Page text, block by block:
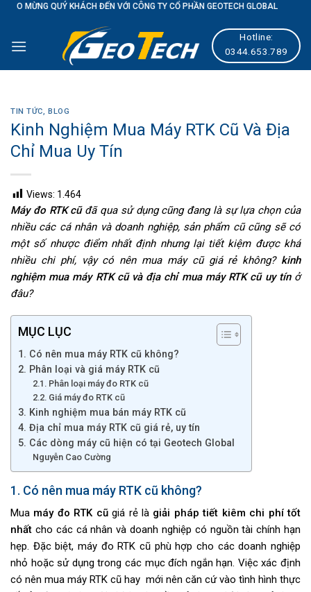
Skip
content
KHÁCH ĐẾN VỚI CÔNG TY CỔ PHẦN GEOTECH GLOBAL
Hotline:
0344.653.789
TIN TỨC,BLOG
Kinh Nghiệm Mua Máy RTK Cũ Và Địa
Chỉ Mua Uy Tín
Views: 1.464
Máy đo RTK cũđã qua sử dụng cũng đang là sự lựa chọn của
nhiều các cá nhân và doanh nghiệp, sản phẩm cũ cũng sẽ có
một số nhược điểm nhất định nhưng lại tiết kiệm được khá
nhiều chi phí, vậy có nên mua máy cũ giá rẻ không? kinh
nghiệm mua máy RTK cũ và địa chỉ mua máy RTK cũ uy tínở
đâu?
MỤC LỤC
1. Có nên mua máy RTK cũ không?
2. Phân loại và giá máy RTK cũ
2.1. Phân loại máy đo RTK cũ
2.2. Giá máy đo RTK cũ
3. Kinh nghiệm mua bán máy RTK cũ
4. Địa chỉ mua máy RTK cũ giá rẻ, uy tín
5. Các dòng máy cũ hiện có tại Geotech Global
Nguyễn Cao Cường
1. Có nên mua máy RTK cũ không?
Mua máy đo RTK cũgiá rẻ là giải pháp tiết kiêm chi phí tốt
nhất cho các cá nhân và doanh nghiệp có nguồn tài chính hạn
hẹp. Đặc biệt, máy đo RTK cũ phù hợp cho các doanh nghiệp
nhỏ hoặc sử dụng trong các mục đích ngắn hạn. Việc xác định
có nên mua máy RTK cũ hay mới nên căn cứ vào tình hình thực